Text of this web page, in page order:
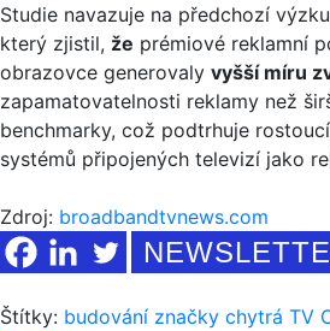
Studie navazuje na předchozí
který zjistil, že prémiové reklamní
obrazovce generovaly vyšší míru
zapamatovatelnosti reklamy než
benchmarky, což podtrhuje
systémů připojených televizí jako
Zdroj: broadbandtvnews.com
Štítky: budování značky chytrá TV